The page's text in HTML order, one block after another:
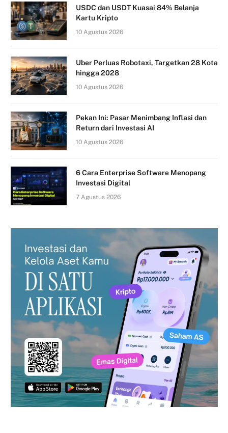
USDC dan USDT Kuasai 84% Belanja
Kartu Kripto
10 Agustus 2026
Uber Perluas Robotaxi, Targetkan 28 Kota
hingga 2028
10 Agustus 2026
Pekan Ini: Pasar Menimbang Inflasi dan
Return dari Investasi AI
10 Agustus 2026
6 Cara Enterprise Software Menopang
Investasi Digital
7 Agustus 2026